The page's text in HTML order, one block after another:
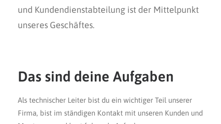
und Kundendienstabteilung ist der Mittelpunkt
unseres Geschäftes.
Das sind deine Aufgaben
Als technischer Leiter bist du ein wichtiger Teil unserer
Firma, bist im ständigen Kontakt mit unseren Kunden und